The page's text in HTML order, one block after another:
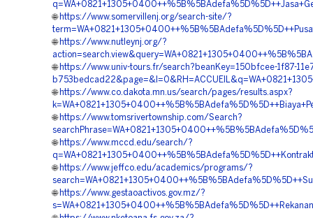
🌐 https://www.somervillenj.org/search-site/?
🌐 https://www.nutleynj.org/?
🌐 https://www.univ-tours.fr/search?beanKey=150bfcee-1f87-
🌐 https://www.co.dakota.mn.us/search/pages/results.aspx?
🌐 https://www.tomsrivertownship.com/Search?
🌐 https://www.mccd.edu/search/?
🌐 https://www.jeffco.edu/academics/programs/?
🌐 https://www.gestaoactivos.gov.mz/?